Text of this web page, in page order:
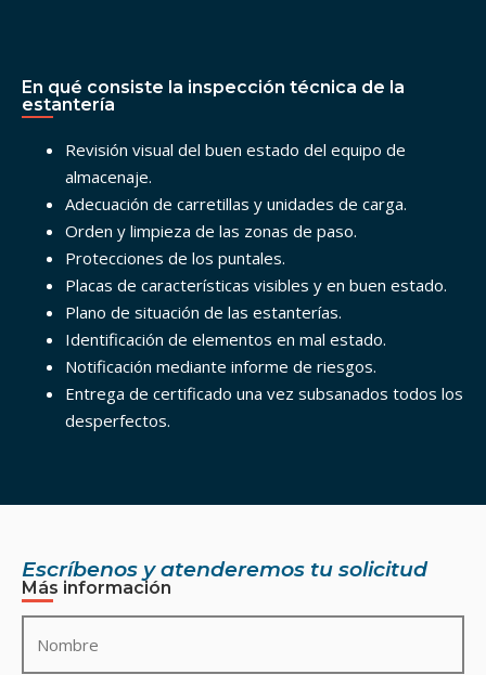
En qué consiste la inspección técnica de la
estantería
Revisión visual del buen estado del equipo de
almacenaje.
Adecuación de carretillas y unidades de carga.
Orden y limpieza de las zonas de paso.
Protecciones de los puntales.
Placas de características visibles y en buen estado.
Plano de situación de las estanterías.
Identificación de elementos en mal estado.
Notificación mediante informe de riesgos.
Entrega de certificado una vez subsanados todos los
desperfectos.
Escríbenos y atenderemos tu solicitud
Más información